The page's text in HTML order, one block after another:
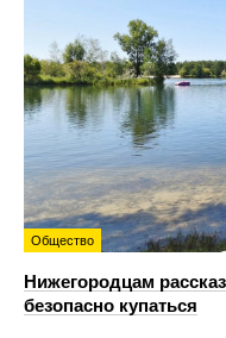
Общество
Нижегородцам
безопасно купаться